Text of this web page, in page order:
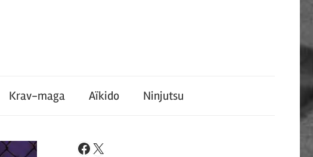
Krav-maga Aïkido Ninjutsu
Facebook
X